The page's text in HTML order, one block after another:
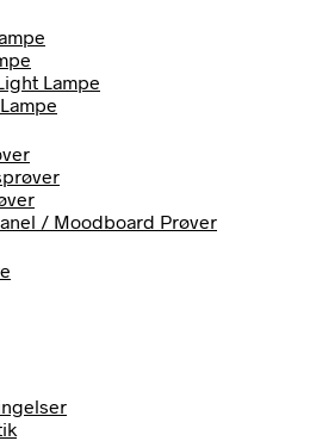
Lampe
/ Moodboard Prøver